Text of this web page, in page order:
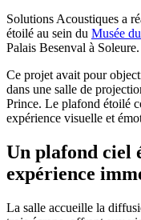
Solutions Acoustiques a
étoilé au sein du Musée
Palais Besenval à Soleure.
Ce projet avait pour
dans une salle de
Prince. Le plafond étoilé
expérience visuelle et
Un plafond ciel
expérience
La salle accueille la